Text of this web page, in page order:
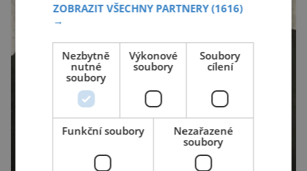
ZOBRAZIT VŠECHNY PARTNERY(1616)
→
Nezbytně
nutné
soubory
Výkonové
soubory
Soubory
cílení
Funkční soubory
Nezařazené
soubory